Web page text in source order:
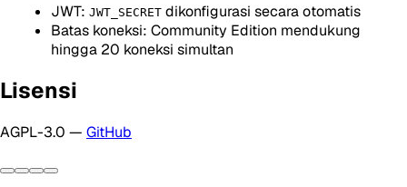
JWT: JWT_SECRET dikonfigurasi secara otomatis
Batas koneksi: Community Edition mendukung
hingga 20 koneksi simultan
Lisensi
AGPL-3.0 — GitHub